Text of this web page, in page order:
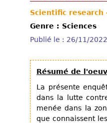
Scientific research
Genre : Sciences
Publié le : 26/11/2022
Résumé de
La présente
dans la lutte
menée dans la
que connaissent